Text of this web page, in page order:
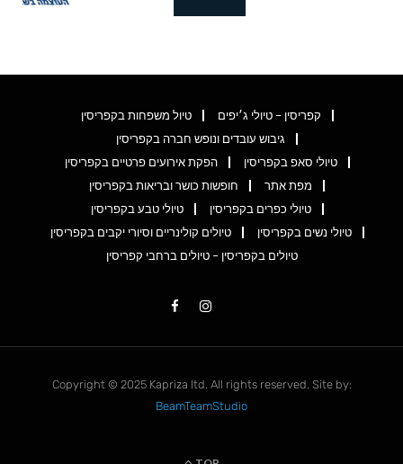
טיול משפחות בקפריסין
קפריסין – טיולי ג׳יפים
גיבוש עובדים ונופש חברה בקפריסין
הפקת אירועים פרטיים בקפריסין
טיולי סאפ בקפריסין
חופשות כושר ובריאות בקפריסין
מפת אתר
טיולי טבע בקפריסין
טיולי כפרים בקפריסין
טיולים קולינריים וסיורי יקבים בקפריסין
טיולי נשים בקפריסין
טיולים בקפריסין – טיולים ברחבי קפריסין
Copyright © 2025 Kapriza ltd. All rights reserved. Site by:
BeamTeamStudio